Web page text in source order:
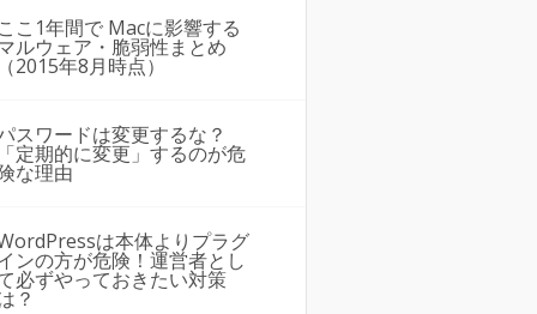
こ1年間で Macに影響する
ルウェア・脆弱性まとめ
2015年8月時点）
スワードは変更するな？
定期的に変更」するのが危
な理由
は本体よりプラグ
ンの方が危険！運営者とし
必ずやっておきたい対策
？